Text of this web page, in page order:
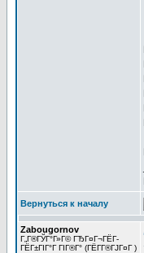
Вернуться к началу
Zabougornov
Г„Г®ГЎГ°Г»Г© ГЂГ¤Г¬ГЁГ­
ГЁГ±ГІГ°Г ГІГ®Г° (ГЁГ­Г®ГЈГ¤Г )